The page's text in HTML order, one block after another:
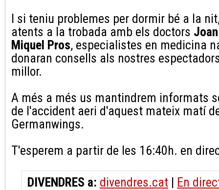
I si teniu problemes per dormir bé a la
atents a la trobada amb els doctors
Miquel Pros, especialistes en medicina
donaran consells als nostres
millor.
A més a més us mantindrem informats
de l'accident aeri d'aquest mateix matí
Germanwings.
T'esperem a partir de les 16:40h. en
DIVENDRES a: divendres.cat | En